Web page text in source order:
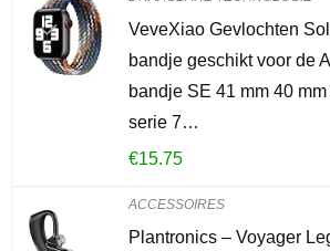
VeveXiao Gevlochten
bandje geschikt voor de
bandje SE 41 mm 40
serie 7…
€15.75
ACCESSOIRES
Plantronics – Voyager